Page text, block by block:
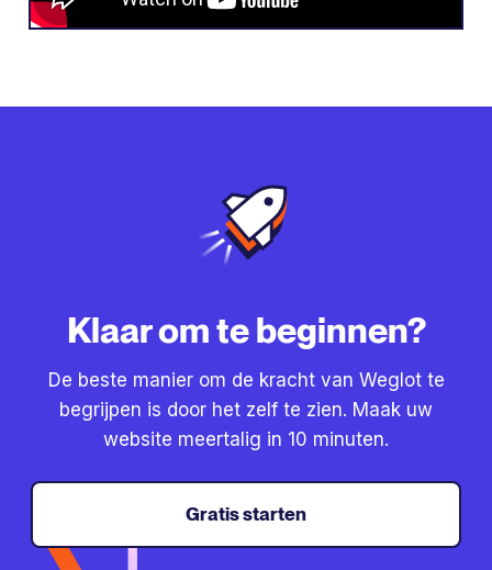
Klaar om te beginnen?
De beste manier om de kracht van Weglot te
begrijpen is door het zelf te zien. Maak uw
website meertalig in 10 minuten.
Gratis starten